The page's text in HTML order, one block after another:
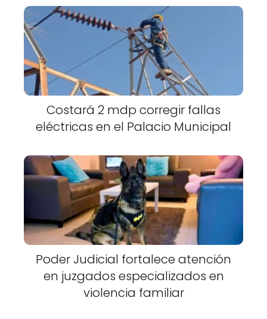
Costará 2 mdp corregir fallas
eléctricas en el Palacio Municipal
Poder Judicial fortalece atención
en juzgados especializados en
violencia familiar